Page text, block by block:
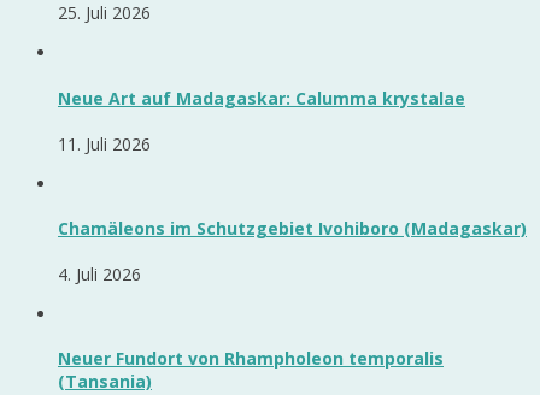
25. Juli 2026
Neue Art auf Madagaskar: Calumma krystalae
11. Juli 2026
Chamäleons im Schutzgebiet Ivohiboro (Madagaskar)
4. Juli 2026
Neuer Fundort von Rhampholeon temporalis
(Tansania)